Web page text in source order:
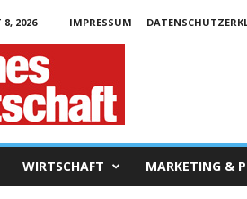
2026 IMPRESSUM
WIRTSCHAFT MARKETING &